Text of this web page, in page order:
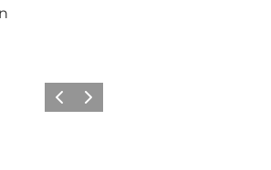
Vorherige Folie
Nächste Folie